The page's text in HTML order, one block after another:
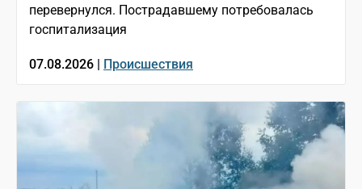
перевернулся. Пострадавшему потребовалась
госпитализация
07.08.2026 | Происшествия